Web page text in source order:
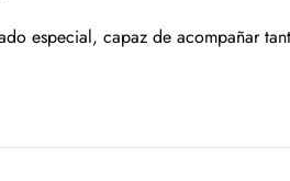
especial, capaz de acompañar